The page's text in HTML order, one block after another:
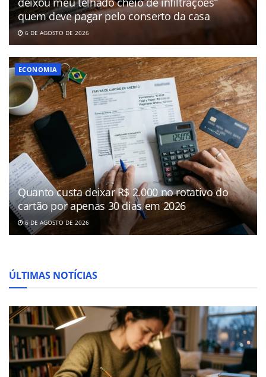
quem deve pagar pelo conserto da casa
6 DE AGOSTO DE 2026
ECONOMIA
Quanto custa deixar R$ 2.000 no rotativo do
cartão por apenas 30 dias em 2026
6 DE AGOSTO DE 2026
ÚLTIMAS NOTÍCIAS